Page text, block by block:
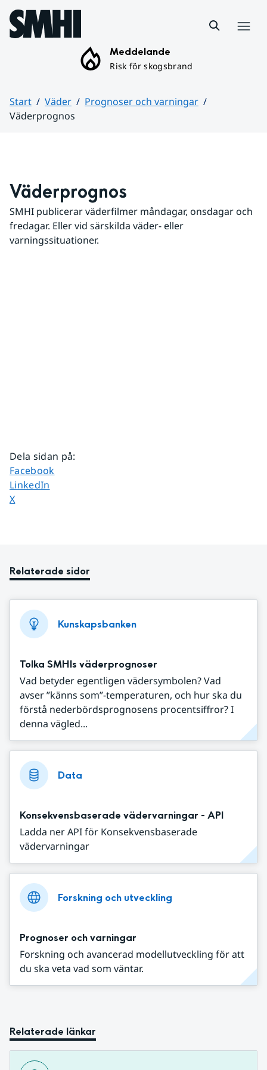
Hoppa till sidans innehåll
Meddelande
Risk för skogsbrand
Start Väder
Prognoser och varningar
Väderprognos
Väderprognos
SMHI publicerar väderfilmer måndagar, onsdagar och
fredagar. Eller vid särskilda väder- eller
varningssituationer.
Dela sidan på:
Dela sidan på
Facebook
Dela sidan på
LinkedIn
Dela sidan på
X
Relaterade sidor
Kunskapsbanken
Tolka SMHIs väderprognoser
Vad betyder egentligen vädersymbolen? Vad
avser ”känns som”-temperaturen, och hur ska du
förstå nederbördsprognosens procentsiffror? I
denna vägled...
Data
Konsekvensbaserade vädervarningar - API
Ladda ner API för Konsekvensbaserade
vädervarningar
Forskning och utveckling
Prognoser och varningar
Forskning och avancerad modellutveckling för att
du ska veta vad som väntar.
Relaterade länkar